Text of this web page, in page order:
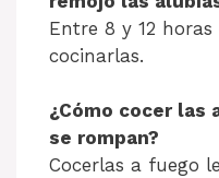
Entre 8 y 12
cocinarlas.
¿Cómo cocer las
se rompan?
Cocerlas a fuego